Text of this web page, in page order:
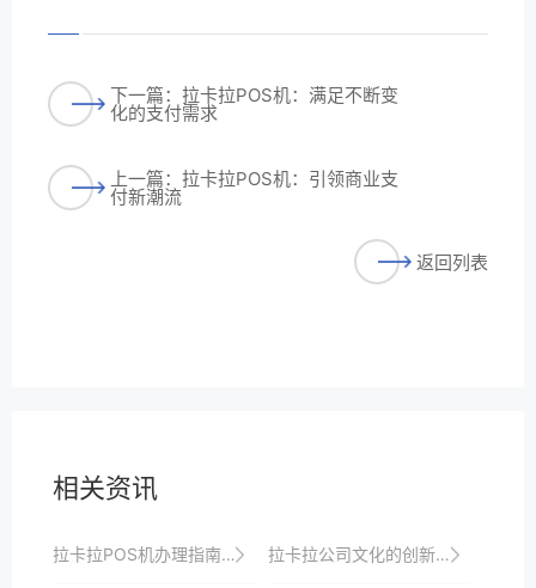
下一篇：拉卡拉POS机：满足不断变
化的支付需求
上一篇：拉卡拉POS机：引领商业支
付新潮流
返回列表
相关资讯
拉卡拉POS机办理指南：享受便捷支付新体验 拉卡拉公司文化的创新驱动发展战略​